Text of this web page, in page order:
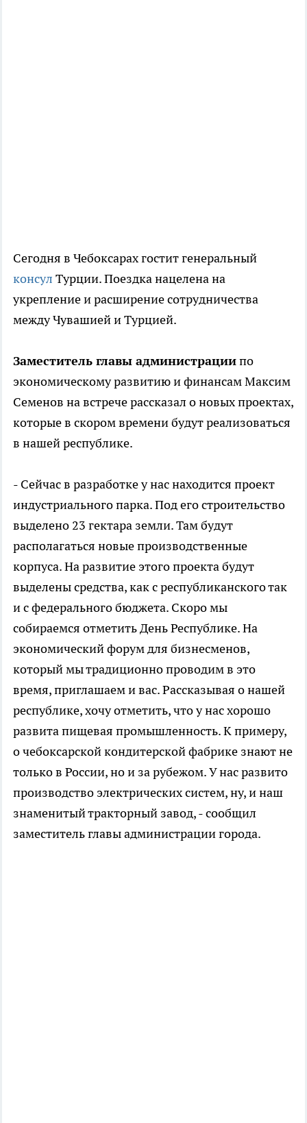
Сегодня в Чебоксарах гостит генеральный
консул Турции. Поездка нацелена на
укрепление и расширение сотрудничества
между Чувашией и Турцией.
Заместитель главы администрациипо
экономическому развитию и финансам Максим
Семенов на встрече рассказал о новых проектах,
которые в скором времени будут реализоваться
в нашей республике.
- Сейчас в разработке у нас находится проект
индустриального парка. Под его строительство
выделено 23 гектара земли. Там будут
располагаться новые производственные
корпуса. На развитие этого проекта будут
выделены средства, как с республиканского так
и с федерального бюджета. Скоро мы
собираемся отметить День Республике. На
экономический форум для бизнесменов,
который мы традиционно проводим в это
время, приглашаем и вас. Рассказывая о нашей
республике, хочу отметить, что у нас хорошо
развита пищевая промышленность. К примеру,
о чебоксарской кондитерской фабрике знают не
только в России, но и за рубежом. У нас развито
производство электрических систем, ну, и наш
знаменитый тракторный завод, - сообщил
заместитель главы администрации города.